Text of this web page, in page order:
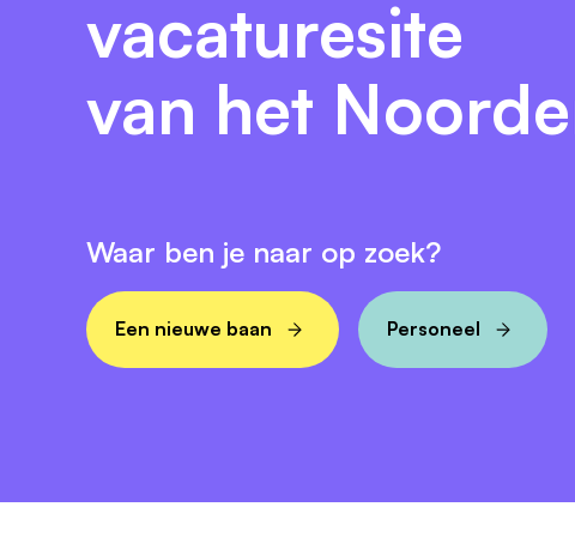
Solliciteer dan vóór 15 juni a.s. Na de
sollicitatiegesprekken staan gepland op 30
plaats op 3 juli a.s.
vacaturesite
van het
Waar ben je naar op zoek?
Een nieuwe baan Personeel